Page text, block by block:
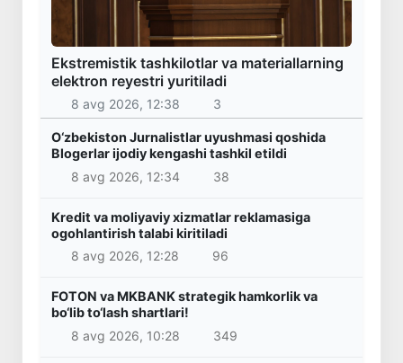
Ekstremistik tashkilotlar va materiallarning
elektron reyestri yuritiladi
8 avg 2026, 12:38 3
O‘zbekiston Jurnalistlar uyushmasi qoshida
Blogerlar ijodiy kengashi tashkil etildi
8 avg 2026, 12:34
38
Kredit va moliyaviy xizmatlar reklamasiga
ogohlantirish talabi kiritiladi
8 avg 2026, 12:28
96
FOTON va MKBANK strategik hamkorlik va
bo‘lib to‘lash shartlari!
8 avg 2026, 10:28
349